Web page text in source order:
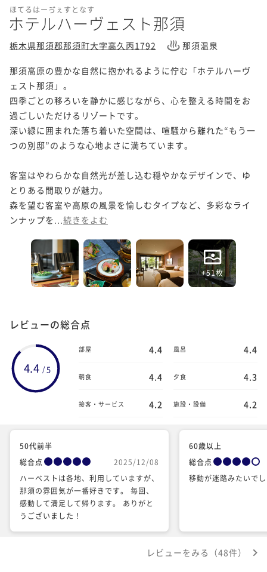
ほてるはーゔぇすとなす
ホテルハーヴェスト那須
栃木県那須郡那須町大字高久丙1792 那須温泉
那須高原の豊かな自然に抱かれるように佇む「ホテルハーヴ
ェスト那須」。
四季ごとの移ろいを静かに感じながら、心を整える時間をお
過ごしいただけるリゾートです。
深い緑に囲まれた落ち着いた空間は、喧騒から離れた“もう一
つの別邸”のような心地よさに満ちています。
客室はやわらかな自然光が差し込む穏やかなデザインで、ゆ
とりある間取りが魅力。
森を望む客室や高原の風景を愉しむタイプなど、多彩なライ
ンナップを... 続きをよむ
+51枚
レビューの総合点
4.4 / 5
部屋 4.4 風呂 4.4
朝食 4.4 夕食 4.3
接客・サービス 4.2 施設・設備 4.2
50代前半
総合点
2025/12/08
ハーベストは各地、利用していますが、
那須の雰囲気が一番好きです。 毎回、
感動して満足して帰ります。 ありがと
うございました！
60歳以上
総合点
移動が迷路みたいで
レビューをみる（48件）